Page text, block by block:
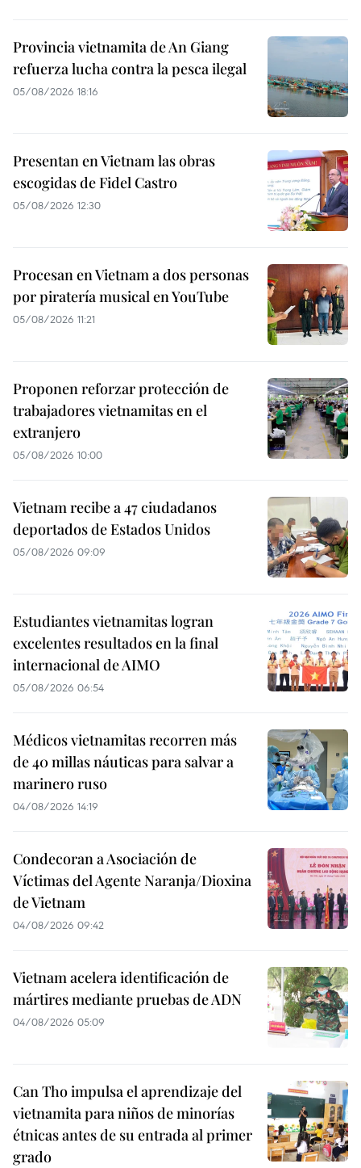
Provincia vietnamita de An Giang
refuerza lucha contra la pesca ilegal
05/08/2026 18:16
Presentan en Vietnam las obras
escogidas de Fidel Castro
05/08/2026 12:30
Procesan en Vietnam a dos personas
por piratería musical en YouTube
05/08/2026 11:21
Proponen reforzar protección de
trabajadores vietnamitas en el
extranjero
05/08/2026 10:00
Vietnam recibe a 47 ciudadanos
deportados de Estados Unidos
05/08/2026 09:09
Estudiantes vietnamitas logran
excelentes resultados en la final
internacional de AIMO
05/08/2026 06:54
Médicos vietnamitas recorren más
de 40 millas náuticas para salvar a
marinero ruso
04/08/2026 14:19
Condecoran a Asociación de
Víctimas del Agente Naranja/Dioxina
de Vietnam
04/08/2026 09:42
Vietnam acelera identificación de
mártires mediante pruebas de ADN
04/08/2026 05:09
Can Tho impulsa el aprendizaje del
vietnamita para niños de minorías
étnicas antes de su entrada al primer
grado